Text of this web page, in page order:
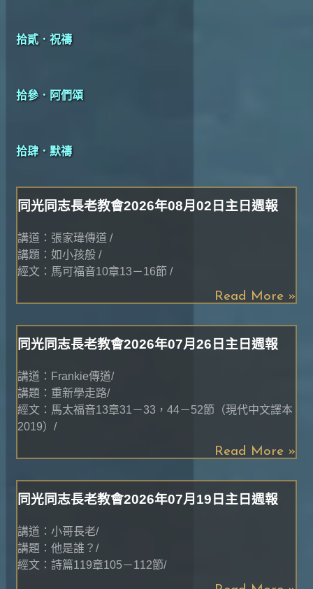
拾貳．祝禱
拾參．阿們頌
拾肆．默禱
同光同志長老教會2026年08月02日主日週報
講道：張家瑋傳道 /
講題：如小孩般 /
經文：馬可福音10章13－16節 /
Read More »
同光同志長老教會2026年07月26日主日週報
講道：Frankie傳道/
講題：重新學走路/
經文：馬太福音13章31－33，44－52節（現代中文譯本
2019）/
Read More »
同光同志長老教會2026年07月19日主日週報
講道：小哥長老/
講題：他是誰？/
經文：詩篇119章105－112節/